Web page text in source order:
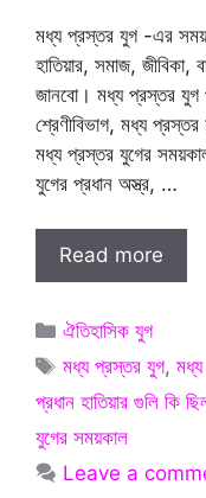
মধ্য প্রস্তর যুগ -এর
হাতিয়ার, সমাজ,
জানবো। মধ্য প্রস্তর যুগ
শ্রেণীবিভাগ, মধ্য
মধ্য প্রস্তর যুগের
যুগের প্রধান অস্ত্র, …
Read more
Categories
ঐতিহাসিক যুগ
Tags
মধ্য প্রস্তর যুগ,
প্রধান হাতিয়ার গুলি কি
যুগের সময়কাল
Leave a